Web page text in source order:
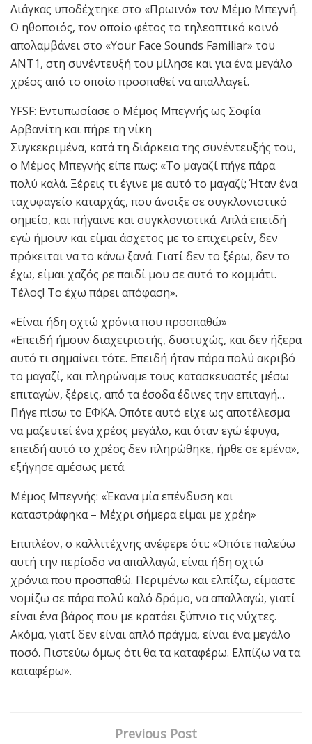
Λιάγκας υποδέχτηκε στο «Πρωινό» τον Μέμο Μπεγνή.
Ο ηθοποιός, τον οποίο φέτος το τηλεοπτικό κοινό
απολαμβάνει στο «Your Face Sounds Familiar» του
ΑΝΤ1, στη συνέντευξή του μίλησε και για ένα μεγάλο
χρέος από το οποίο προσπαθεί να απαλλαγεί.
YFSF: Εντυπωσίασε ο Μέμος Μπεγνής ως Σοφία
Αρβανίτη και πήρε τη νίκη
Συγκεκριμένα, κατά τη διάρκεια της συνέντευξής του,
ο Μέμος Μπεγνής είπε πως: «Το μαγαζί πήγε πάρα
πολύ καλά. Ξέρεις τι έγινε με αυτό το μαγαζί; Ήταν ένα
ταχυφαγείο καταρχάς, που άνοιξε σε συγκλονιστικό
σημείο, και πήγαινε και συγκλονιστικά. Απλά επειδή
εγώ ήμουν και είμαι άσχετος με το επιχειρείν, δεν
πρόκειται να το κάνω ξανά. Γιατί δεν το ξέρω, δεν το
έχω, είμαι χαζός ρε παιδί μου σε αυτό το κομμάτι.
Τέλος! Το έχω πάρει απόφαση».
«Είναι ήδη οχτώ χρόνια που προσπαθώ»
«Επειδή ήμουν διαχειριστής, δυστυχώς, και δεν ήξερα
αυτό τι σημαίνει τότε. Επειδή ήταν πάρα πολύ ακριβό
το μαγαζί, και πληρώναμε τους κατασκευαστές μέσω
επιταγών, ξέρεις, από τα έσοδα έδινες την επιταγή…
Πήγε πίσω το ΕΦΚΑ. Οπότε αυτό είχε ως αποτέλεσμα
να μαζευτεί ένα χρέος μεγάλο, και όταν εγώ έφυγα,
επειδή αυτό το χρέος δεν πληρώθηκε, ήρθε σε εμένα»,
εξήγησε αμέσως μετά.
Μέμος Μπεγνής: «Έκανα μία επένδυση και
καταστράφηκα – Μέχρι σήμερα είμαι με χρέη»
Επιπλέον, ο καλλιτέχνης ανέφερε ότι: «Οπότε παλεύω
αυτή την περίοδο να απαλλαγώ, είναι ήδη οχτώ
χρόνια που προσπαθώ. Περιμένω και ελπίζω, είμαστε
νομίζω σε πάρα πολύ καλό δρόμο, να απαλλαγώ, γιατί
είναι ένα βάρος που με κρατάει ξύπνιο τις νύχτες.
Ακόμα, γιατί δεν είναι απλό πράγμα, είναι ένα μεγάλο
ποσό. Πιστεύω όμως ότι θα τα καταφέρω. Ελπίζω να τα
καταφέρω».
Previous Post